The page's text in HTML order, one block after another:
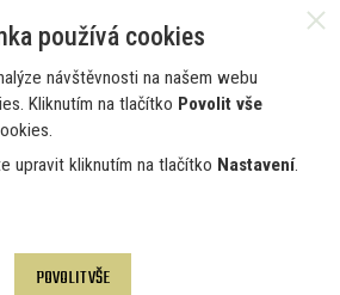
používá cookies
návštěvnosti na našem webu
Kliknutím na tlačítko Povolit vše
upravit kliknutím na tlačítko Nastavení.
POVOLIT VŠE